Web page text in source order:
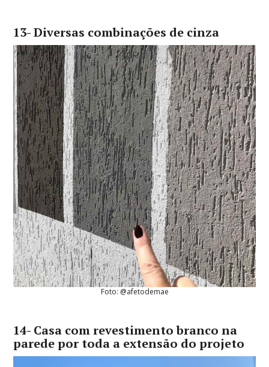
13- Diversas combinações de cinza
Foto: @afetodemae
14- Casa com revestimento branco na
parede por toda a extensão do projeto